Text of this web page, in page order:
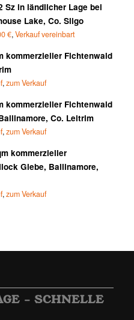
Sz in ländlicher Lage bei
Lake, Co. Sligo
€,Verkauf vereinbart
kommerzieller Fichtenwald
,zum Verkauf
kommerzieller Fichtenwald
Co. Leitrim
,zum Verkauf
kommerzieller
Glebe, Ballinamore,
,zum Verkauf
– SCHNELLE